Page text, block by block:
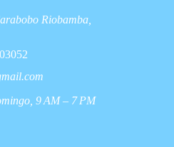
Riobamba,
9 AM – 7 PM